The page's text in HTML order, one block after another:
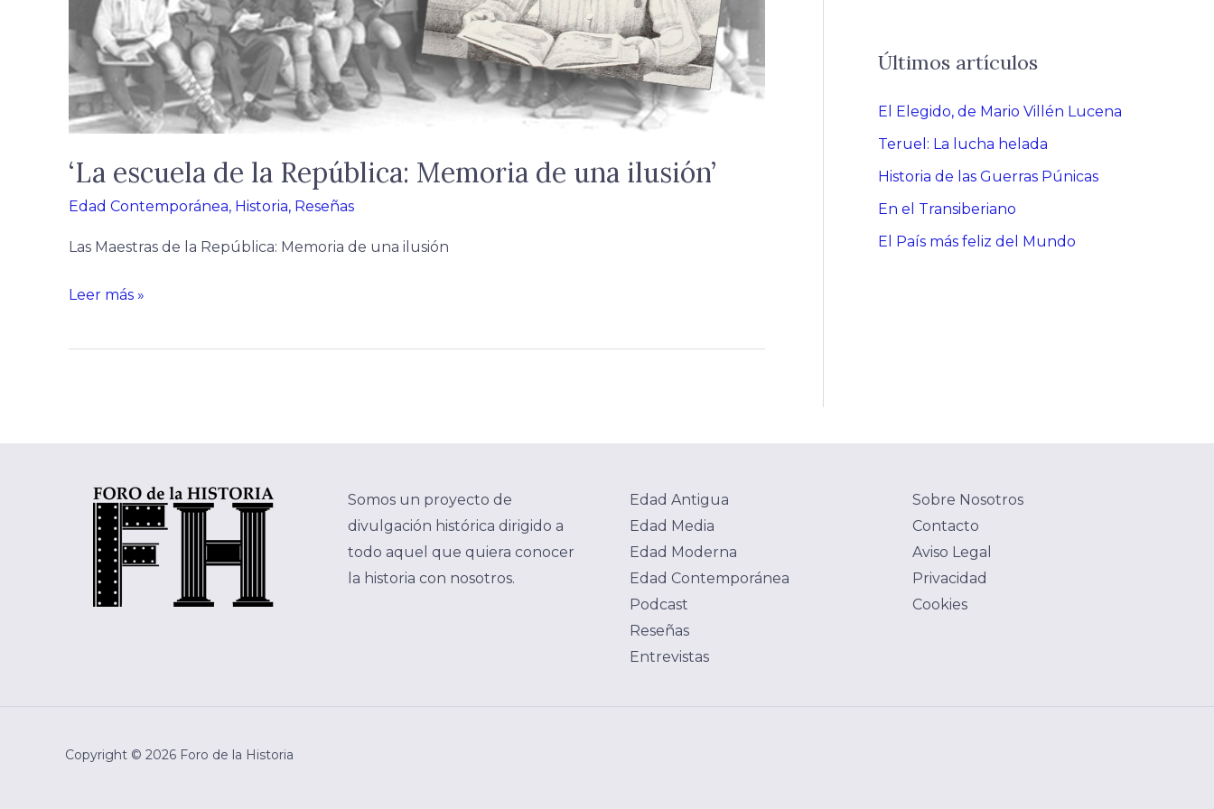
‘La escuela de la República: Memoria de una ilusión’
Edad Contemporánea, Historia, Reseñas
Las Maestras de la República: Memoria de una ilusión
Leer más »
Últimos artículos
El Elegido, de Mario Villén Lucena
Teruel: La lucha helada
Historia de las Guerras Púnicas
En el Transiberiano
El País más feliz del Mundo
Somos un proyecto de
divulgación histórica dirigido a
todo aquel que quiera conocer
la historia con nosotros.
Edad Antigua
Edad Media
Edad Moderna
Edad Contemporánea
Podcast
Reseñas
Entrevistas
Sobre Nosotros
Contacto
Aviso Legal
Privacidad
Cookies
Copyright © 2026 Foro de la Historia